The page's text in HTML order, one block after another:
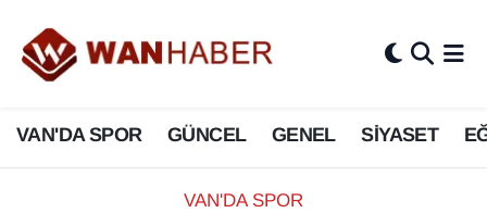
VAN'DA SPOR GÜNCEL GENEL SİYASET
VAN'DA SPOR
3.SAYFA
ASAYİŞ
BİLİM VE TEKNOLOJİ
Van Nöbetçi Eczaneler
Van Hava Durumu
Van Namaz Vakitleri